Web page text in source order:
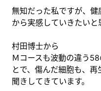
無知だった私ですが、
から実感していきたいと
村田博士から
Ｍコースも波動の違う
とで、傷んだ細胞も、
聞きしてきています。